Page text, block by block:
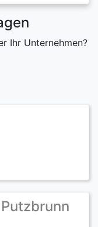
Ihr Unternehmen?